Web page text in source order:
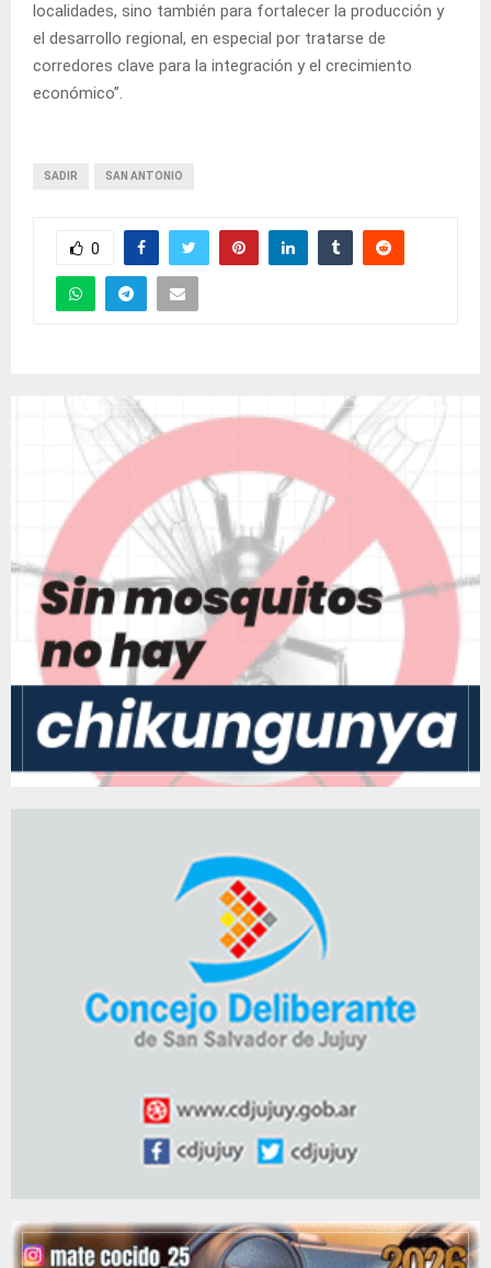
localidades, sino también para fortalecer la producción y
el desarrollo regional, en especial por tratarse de
corredores clave para la integración y el crecimiento
económico”.
SADIR SAN ANTONIO
0